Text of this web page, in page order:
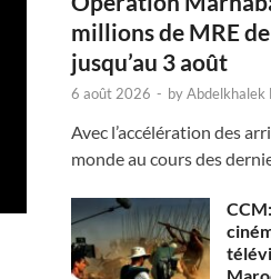
millions de MRE
jusqu’au 3 août
6 août 2026 - by
Avec l’accélération des
monde au cours des